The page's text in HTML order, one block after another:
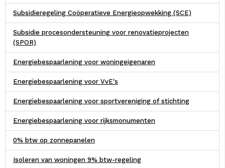
Subsidieregeling Coöperatieve Energieopwekking (SCE)
Subsidie procesondersteuning voor renovatieprojecten
(SPOR)
Energiebespaarlening voor woningeigenaren
Energiebespaarlening voor VvE's
Energiebespaarlening voor sportvereniging of stichting
Energiebespaarlening voor rijksmonumenten
0% btw op zonnepanelen
Isoleren van woningen 9% btw-regeling